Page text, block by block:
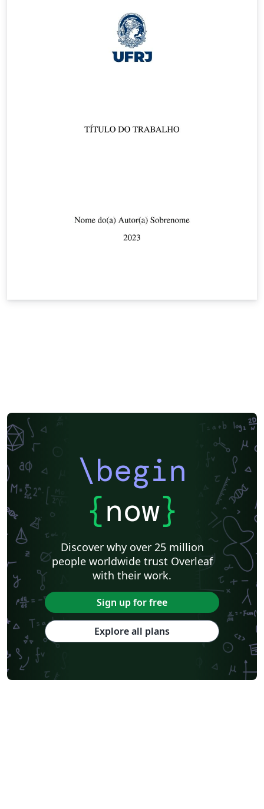
\begin
{now}
Discover why over 25 million
people worldwide trust Overleaf
with their work.
Sign up for free
Explore all plans